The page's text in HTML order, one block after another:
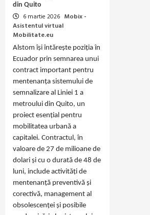
din Quito
6 martie 2026 Mobix -
Asistentul virtual
Mobilitate.eu
Alstom își întărește poziția în
Ecuador prin semnarea unui
contract important pentru
mentenanța sistemului de
semnalizare al Liniei 1 a
metroului din Quito, un
proiect esențial pentru
mobilitatea urbană a
capitalei. Contractul, în
valoare de 27 de milioane de
dolari și cu o durată de 48 de
luni, include activități de
mentenanță preventivă și
corectivă, management al
obsolescenței și posibile